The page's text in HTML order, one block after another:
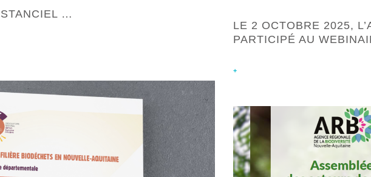
LE 2 OCTOBRE 2025,
PARTICIPÉ AU
+
…